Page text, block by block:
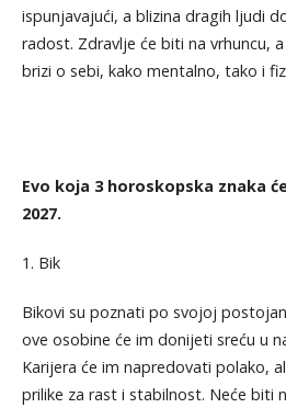
ispunjavajući, a blizina dragih ljudi
radost. Zdravlje će biti na vrhuncu,
brizi o sebi, kako mentalno, tako i
Evo koja 3 horoskopska znaka
2027.
1. Bik
Bikovi su poznati po svojoj
ove osobine će im donijeti sreću u
Karijera će im napredovati polako,
prilike za rast i stabilnost. Neće biti